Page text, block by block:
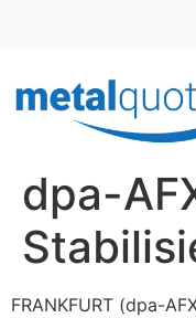
dpa-
FRANKFURT (dpa-